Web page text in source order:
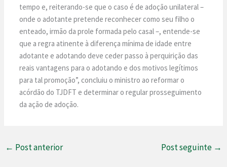
tempo e, reiterando-se que o caso é de adoção unilateral –
onde o adotante pretende reconhecer como seu filho o
enteado, irmão da prole formada pelo casal –, entende-se
que a regra atinente à diferença mínima de idade entre
adotante e adotando deve ceder passo à perquirição das
reais vantagens para o adotando e dos motivos legítimos
para tal promoção”, concluiu o ministro ao reformar o
acórdão do TJDFT e determinar o regular prosseguimento
da ação de adoção.
← Post anterior Post seguinte →